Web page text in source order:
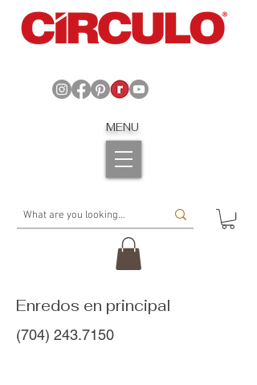
MENU
Enredos en principal
(704) 243.7150